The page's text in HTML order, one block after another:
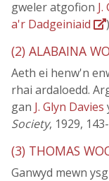
gweler atgofion
a'r Dadgeiniaid
(2) ALABAINA
Aeth ei henw'n
rhai ardaloedd.
gan J. Glyn Davies
Society, 1929,
(3) THOMAS
Ganwyd mewn